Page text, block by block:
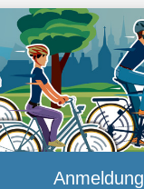
Anmeldung